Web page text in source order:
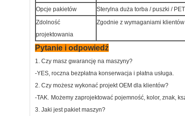
Opcje pakietów
Sterylna duża torba / puszki /
Zdolność
projektowania
Zgodnie z wymaganiami klientów
Pytanie i odpowiedź
1. Czy masz gwarancję na maszyny?
-YES, roczna bezpłatna konserwacja i płatna usługa.
2. Czy możesz wykonać projekt OEM dla klientów?
-TAK. Możemy zaprojektować pojemność, kolor, znak,
3. Jaki jest pakiet maszyn?